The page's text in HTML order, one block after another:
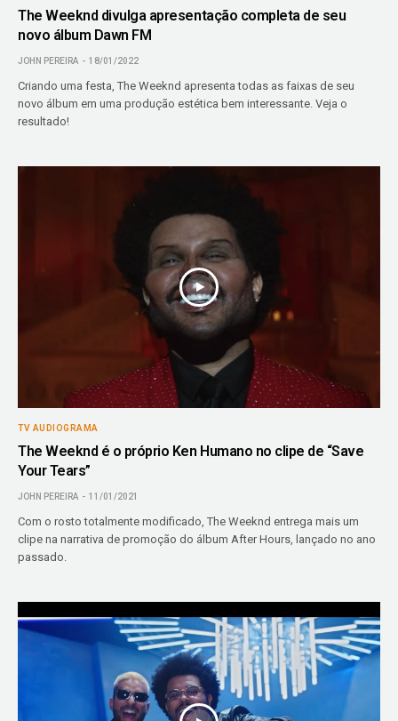
The Weeknd divulga apresentação completa de seu
novo álbum Dawn FM
JOHN PEREIRA 18/01/2022
Criando uma festa, The Weeknd apresenta todas as faixas de seu
novo álbum em uma produção estética bem interessante. Veja o
resultado!
TV AUDIOGRAMA
The Weeknd é o próprio Ken Humano no clipe de “Save
Your Tears”
JOHN PEREIRA 11/01/2021
Com o rosto totalmente modificado, The Weeknd entrega mais um
clipe na narrativa de promoção do álbum After Hours, lançado no ano
passado.